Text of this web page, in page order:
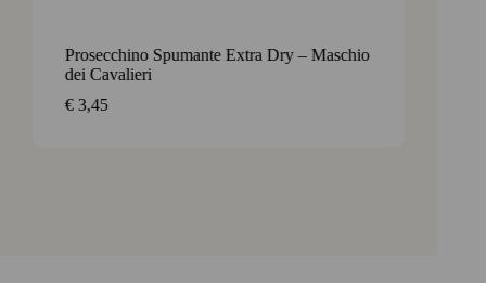
Prosecchino Spumante Extra Dry – Maschio
dei Cavalieri
€ 3,45